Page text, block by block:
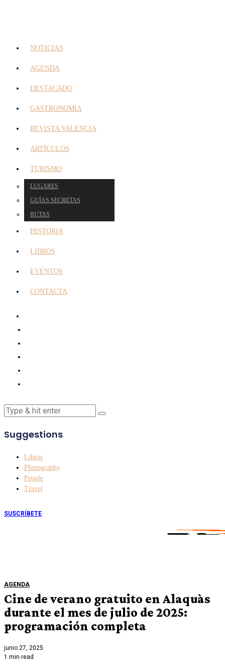
NOTICIAS
AGENDA
DESTACADO
GASTRONOMIA
REVISTA VALENCIA
ARTÍCULOS
TURISMO
LUGARES
GUÍAS SECRETAS
RUTAS
HISTORIA
LIBROS
EVENTOS
CONTACTA
Suggestions
Libros
Photography
People
Travel
SUSCRÍBETE
AGENDA
Cine de verano gratuito en Alaquàs
durante el mes de julio de 2025:
programación completa
junio 27, 2025
1 min read